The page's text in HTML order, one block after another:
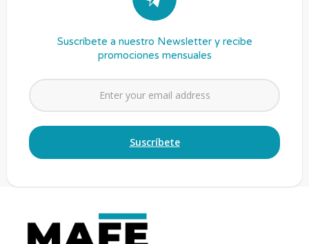
Suscríbete a nuestro Newsletter y recibe
promociones mensuales